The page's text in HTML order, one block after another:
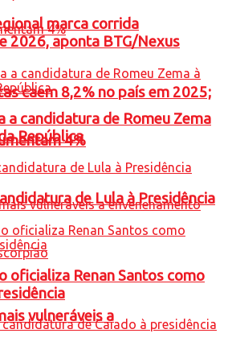
caem 8,2% no país em 2025;
4%
vulneráveis a
marca corrida
2026, aponta BTG/Nexus
a candidatura de Romeu Zema
República
de Lula à Presidência
oficializa Renan Santos como